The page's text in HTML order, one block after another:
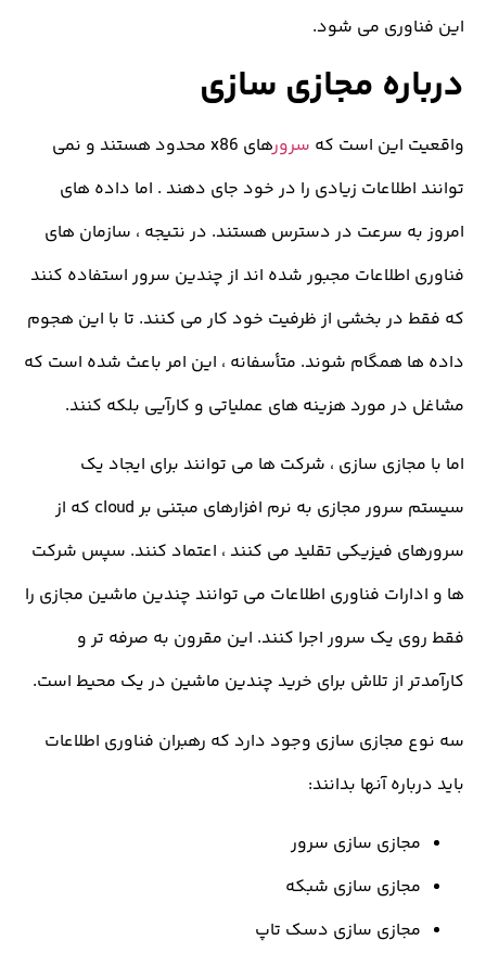
می شود.
مجازی سازی
این است کهسرور
های x86 محدود هستند و نمی
زیادی را در خود جای دهند . اما داده های
سرعت در دسترس هستند. در نتیجه ، سازمان های
مجبور شده اند از چندین سرور استفاده کنند
بخشی از ظرفیت خود کار می کنند. تا با این هجوم
همگام شوند. متأسفانه ، این امر باعث شده است که
مورد هزینه های عملیاتی و کارآیی بلکه کنند.
سازی ، شرکت ها می توانند برای ایجاد یک
سیستم سرور مجازی به نرم افزارهای مبتنی بر cloud که از
فیزیکی تقلید می کنند ، اعتماد کنند. سپس شرکت
فناوری اطلاعات می توانند چندین ماشین مجازی را
یک سرور اجرا کنند. این مقرون به صرفه تر و
از تلاش برای خرید چندین ماشین در یک محیط است.
سازی وجود دارد که رهبران فناوری اطلاعات
آنها بدانند:
سازی سرور
سازی شبکه
سازی دسک تاپ